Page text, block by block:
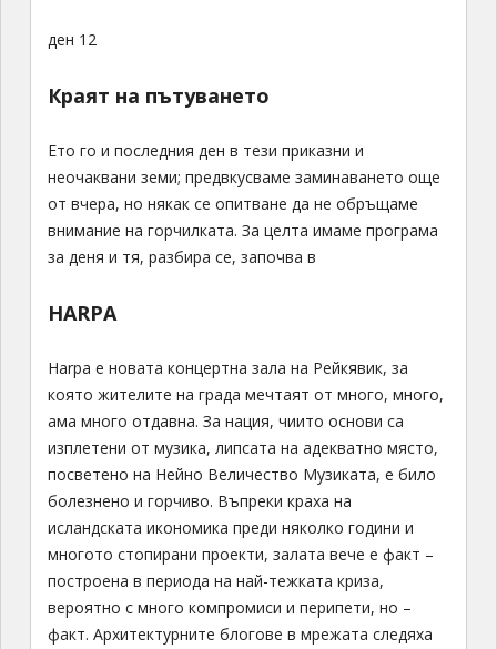
ден 12
Краят на пътуването
Ето го и последния ден в тези приказни и
неочаквани земи; предвкусваме заминаването още
от вчера, но някак се опитване да не обръщаме
внимание на горчилката. За целта имаме програма
за деня и тя, разбира се, започва в
HARPA
Harpa е новата концертна зала на Рейкявик, за
която жителите на града мечтаят от много, много,
ама много отдавна. За нация, чиито основи са
изплетени от музика, липсата на адекватно място,
посветено на Нейно Величество Музиката, е било
болезнено и горчиво. Въпреки краха на
исландската икономика преди няколко години и
многото стопирани проекти, залата вече е факт –
построена в периода на най-тежката криза,
вероятно с много компромиси и перипети, но –
факт. Архитектурните блогове в мрежата следяха